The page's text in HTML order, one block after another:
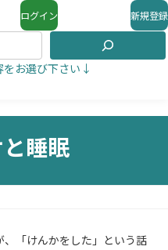
ログイン 新規登録
をお選び下さい↓
睡眠
「けんかをした」という話